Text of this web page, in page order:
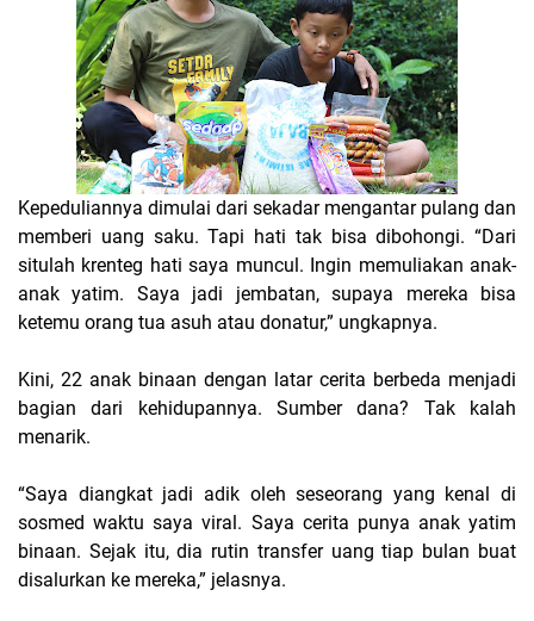
Kepeduliannya dimulai dari sekadar mengantar pulang dan
memberi uang saku. Tapi hati tak bisa dibohongi. “Dari
situlah krenteg hati saya muncul. Ingin memuliakan anak-
anak yatim. Saya jadi jembatan, supaya mereka bisa
ketemu orang tua asuh atau donatur,” ungkapnya.
Kini, 22 anak binaan dengan latar cerita berbeda menjadi
bagian dari kehidupannya. Sumber dana? Tak kalah
menarik.
“Saya diangkat jadi adik oleh seseorang yang kenal di
sosmed waktu saya viral. Saya cerita punya anak yatim
binaan. Sejak itu, dia rutin transfer uang tiap bulan buat
disalurkan ke mereka,” jelasnya.